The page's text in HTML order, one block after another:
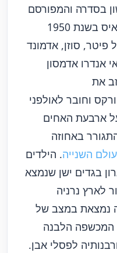
בסדרה והמפורסם
שבהם נכתב על ידי סי.ס. לואיס בשנת 1950
סוזן, אדמונד
אנדרו אדמסון
את
וחובר לאולפני
ארבעת האחים
באחוזה
השנייה. הילדים
בגדים ישן שנמצא
לארץ נרניה
נמצאת במצב של
המכשפה הלבנה
לפסלי אבן.